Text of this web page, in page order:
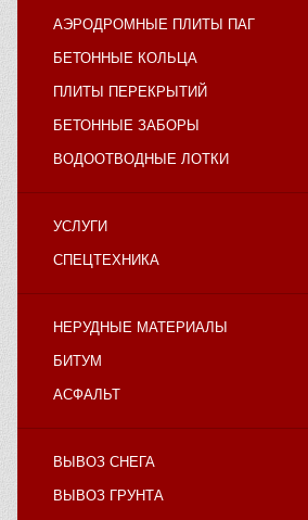
АЭРОДРОМНЫЕ ПЛИТЫ ПАГ
БЕТОННЫЕ КОЛЬЦА
ПЛИТЫ ПЕРЕКРЫТИЙ
БЕТОННЫЕ ЗАБОРЫ
ВОДООТВОДНЫЕ ЛОТКИ
УСЛУГИ
СПЕЦТЕХНИКА
НЕРУДНЫЕ МАТЕРИАЛЫ
БИТУМ
АСФАЛЬТ
ВЫВОЗ СНЕГА
ВЫВОЗ ГРУНТА